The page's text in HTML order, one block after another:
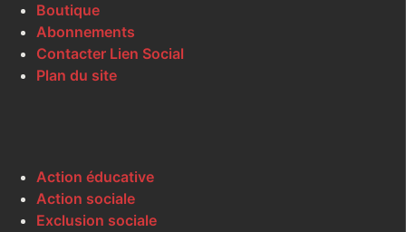
Boutique
Abonnements
Contacter Lien Social
Plan du site
Action éducative
Action sociale
Exclusion sociale